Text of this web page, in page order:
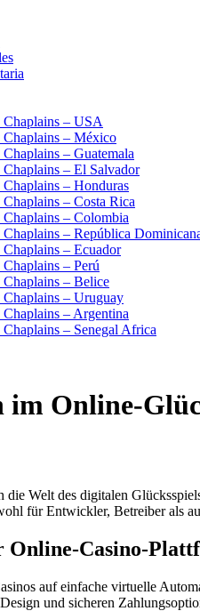
– USA
– México
– Guatemala
– El Salvador
– Honduras
– Costa Rica
– Colombia
– República
– Ecuador
– Perú
– Belice
– Uruguay
– Argentina
– Senegal Africa
im Online-
die Welt des digitalen
für Entwickler, Betreiber als
Online-Casino-
auf einfache virtuelle
und sicheren